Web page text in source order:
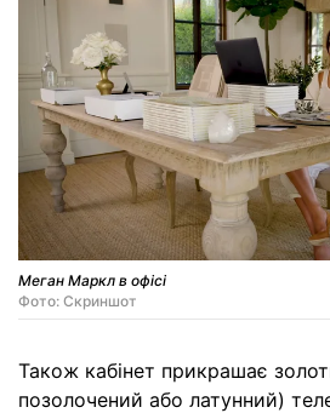
Меган Маркл в офісі
Фото: Скриншот
Також кабінет прикрашає
позолочений або латунний)